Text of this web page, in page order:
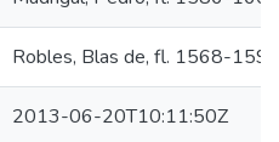
Robles, Blas de, fl. 1568-1592
2013-06-20T10:11:50Z